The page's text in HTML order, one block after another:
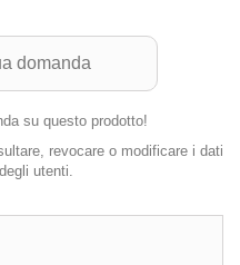
domanda
su questo prodotto!
revocare o modificare i dati
utenti.